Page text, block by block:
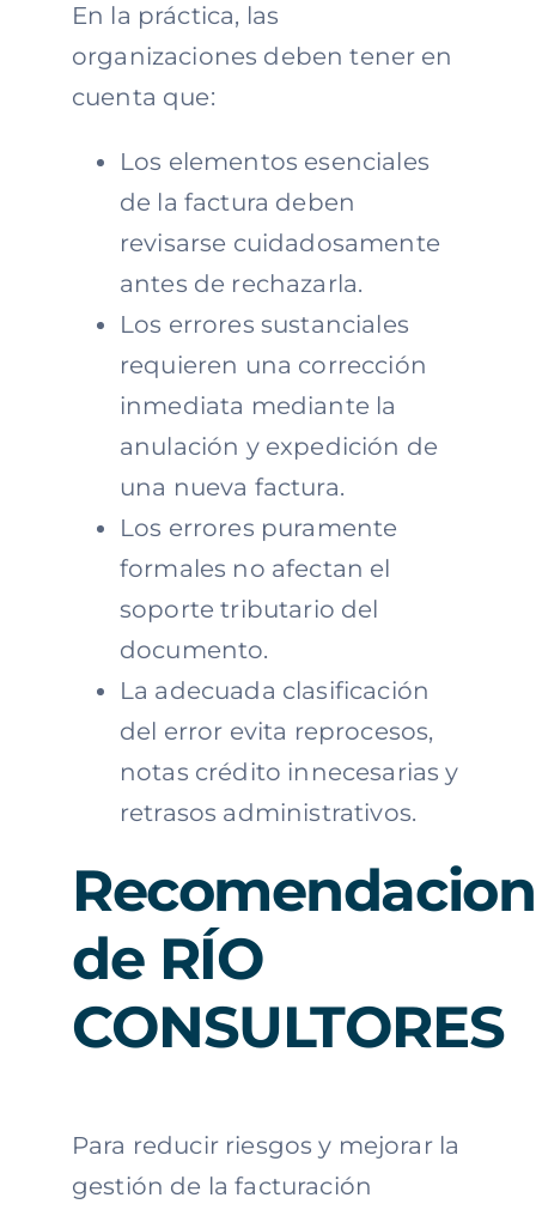
En la práctica, las
organizaciones deben tener en
cuenta que:
Los elementos esenciales
de la factura deben
revisarse cuidadosamente
antes de rechazarla.
Los errores sustanciales
requieren una corrección
inmediata mediante la
anulación y expedición de
una nueva factura.
Los errores puramente
formales no afectan el
soporte tributario del
documento.
La adecuada clasificación
del error evita reprocesos,
notas crédito innecesarias y
retrasos administrativos.
de RÍO
CONSULTORES
Para reducir riesgos y mejorar la
gestión de la facturación